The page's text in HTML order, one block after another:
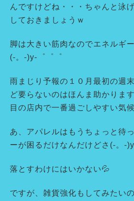
んですけどね・・・ちゃんと泳
しておきましょうｗ
脚は大きい筋肉なのでエネルギ
(-。-)y-゜゜゜
雨まじり予報の１０月最初の週
ど要らないのはほんま助かりま
目の店内で一番過ごしやすい気
あ、アパレルはもうちょっと待
ーが困るだけなんだけどさ(-。-
落とすわけにはいかない💦
ですが、雑貨強化もしてみたい